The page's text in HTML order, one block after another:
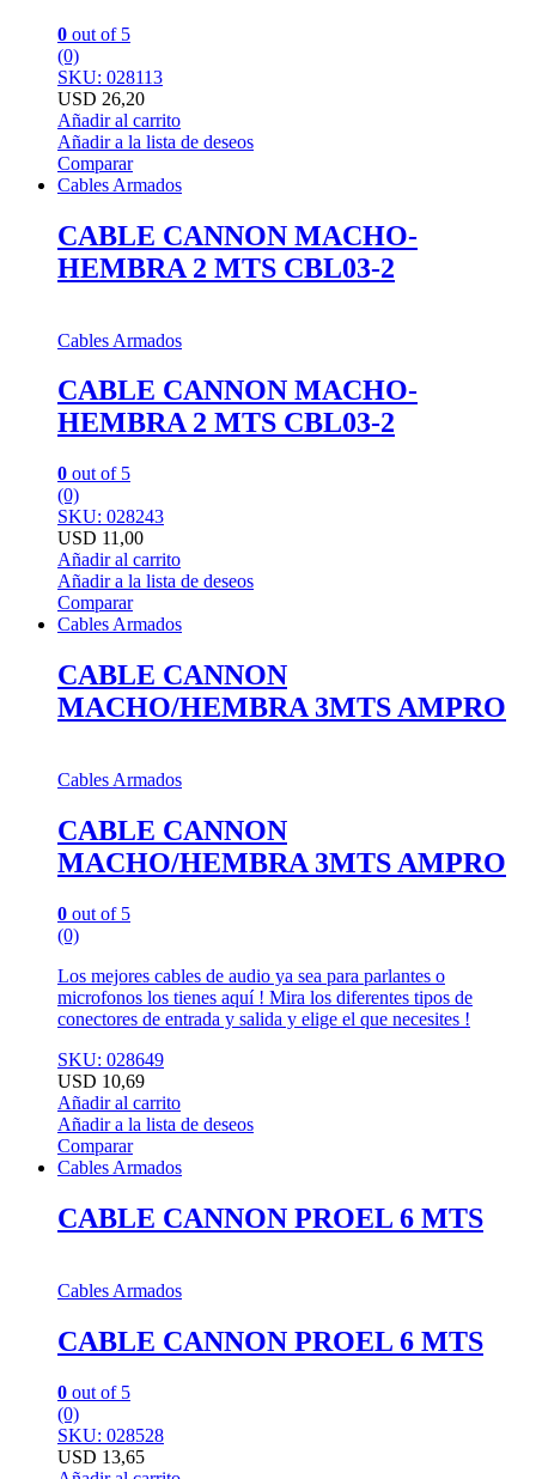
0 out of 5
(0)
SKU: 028113
USD 26,20
Añadir al carrito
Añadir a la lista de deseos
Comparar
Cables Armados
CABLE CANNON MACHO-
HEMBRA 2 MTS CBL03-2
Cables Armados
CABLE CANNON MACHO-
HEMBRA 2 MTS CBL03-2
0 out of 5
(0)
SKU: 028243
USD 11,00
Añadir al carrito
Añadir a la lista de deseos
Comparar
Cables Armados
CABLE CANNON
MACHO/HEMBRA 3MTS AMPRO
Cables Armados
CABLE CANNON
MACHO/HEMBRA 3MTS AMPRO
0 out of 5
(0)
Los mejores cables de audio ya sea para parlantes o
microfonos los tienes aquí ! Mira los diferentes tipos de
conectores de entrada y salida y elige el que necesites !
SKU: 028649
USD 10,69
Añadir al carrito
Añadir a la lista de deseos
Comparar
Cables Armados
CABLE CANNON PROEL 6 MTS
Cables Armados
CABLE CANNON PROEL 6 MTS
0 out of 5
(0)
SKU: 028528
USD 13,65